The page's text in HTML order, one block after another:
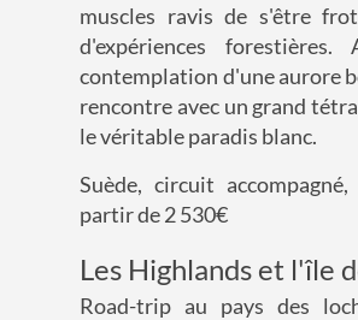
muscles ravis de s'être
d'expériences forestières.
contemplation d'une aurore
rencontre avec un grand
le véritable paradis blanc.
Suède, circuit
partir de 2 530€
Les Highlands et l'île
Road-trip au pays des